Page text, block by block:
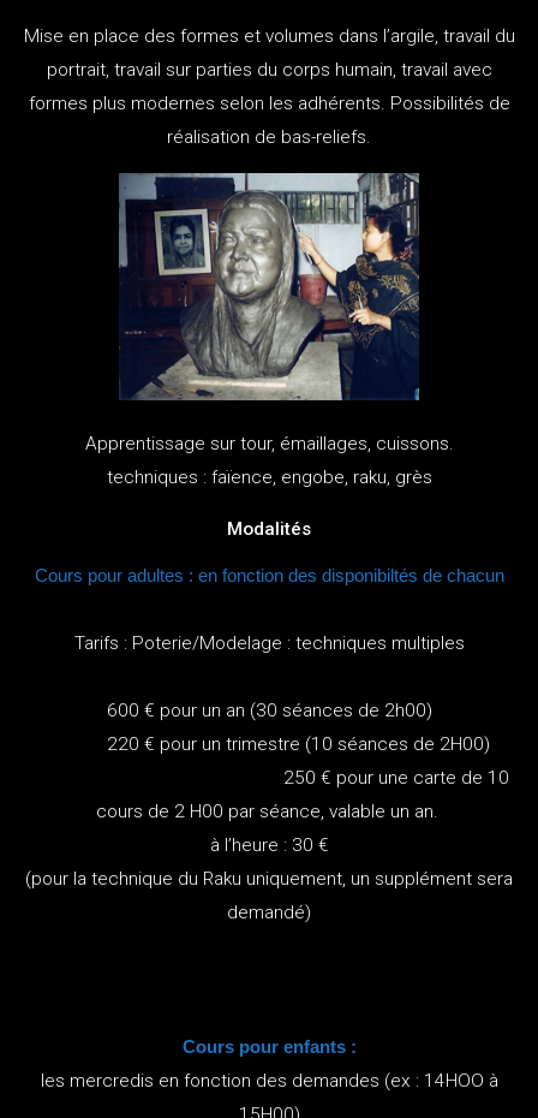
Mise en place des formes et volumes dans l’argile, travail du
portrait, travail sur parties du corps humain, travail avec
formes plus modernes selon les adhérents. Possibilités de
réalisation de bas-reliefs.
Apprentissage sur tour, émaillages, cuissons.
techniques : faïence, engobe, raku, grès
Modalités
Cours pour adultes : en fonction des disponibiltés de chacun
Tarifs : Poterie/Modelage : techniques multiples
600 € pour un an (30 séances de 2h00)
220 € pour un trimestre (10 séances de 2H00)
250 € pour une carte de 10
cours de 2 H00 par séance, valable un an.
à l’heure : 30 €
(pour la technique du Raku uniquement, un supplément sera
demandé)
Cours pour enfants :
les mercredis en fonction des demandes (ex : 14HOO à